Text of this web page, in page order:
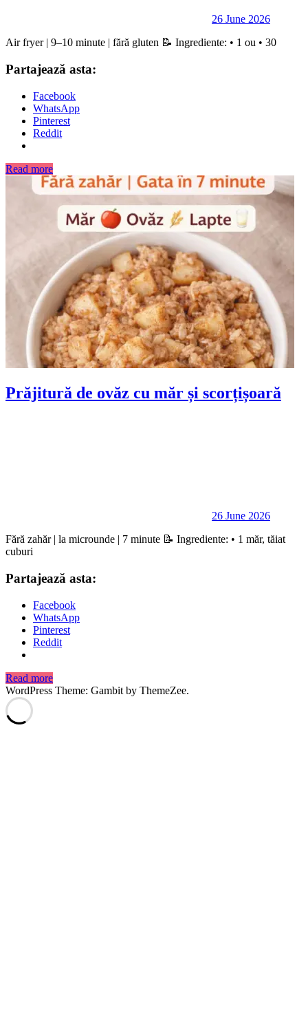
26 June 2026
Air fryer | 9–10 minute | fără gluten 📝 Ingrediente: • 1 ou • 30
Partajează asta:
Facebook
WhatsApp
Pinterest
Reddit
Read more
Prăjitură de ovăz cu măr și scorțișoară
26 June 2026
Fără zahăr | la microunde | 7 minute 📝 Ingrediente: • 1 măr, tăiat
cuburi
Partajează asta:
Facebook
WhatsApp
Pinterest
Reddit
Read more
WordPress Theme: Gambit by ThemeZee.